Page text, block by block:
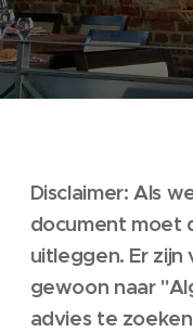
Disclaimer: Als
document moet
uitleggen. Er
gewoon naar
advies te